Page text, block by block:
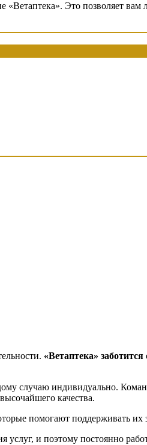
Это позволяет
«Ветаптека» заботится
случаю индивидуально.
качества.
помогают поддерживать их
услуг, и поэтому постоянно